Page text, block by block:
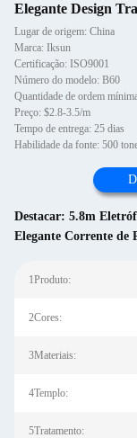
Elegante Design
Lugar de origem: China
Marca: Iksun
Certificação: ISO9001
Número do modelo: B60
Quantidade de ordem
Preço: $2.8-3.5/m
Tempo de entrega: 25 dias
Habilidade da fonte: 500
Destacar: 5.8m
Elegante Corrente de
1Produto:
2Cores:
3Materiais:
4Templo:
5Tratamento: